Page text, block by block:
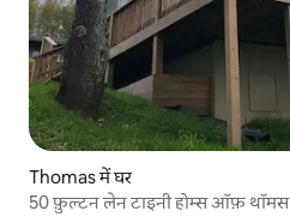
Thomas में घर
50 फ़ुल्टन लेन टाइनी होम्स ऑफ़ थॉमस